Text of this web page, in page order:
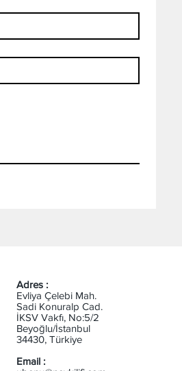
Adres :
Evliya Çelebi Mah.
Sadi Konuralp Cad.
İKSV Vakfı, No:5/2
Beyoğlu/İstanbul
34430, Türkiye
Email :